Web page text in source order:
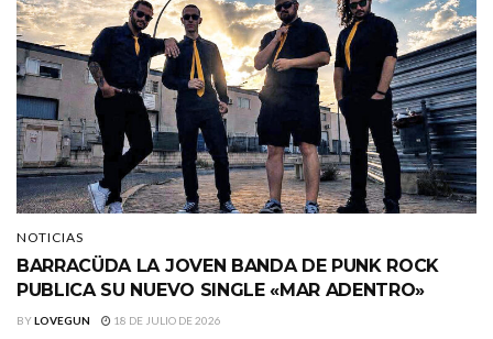
NOTICIAS
BARRACÜDA LA JOVEN BANDA DE PUNK ROCK
PUBLICA SU NUEVO SINGLE «MAR ADENTRO»
BYLOVEGUN 18 DE JULIO DE 2026